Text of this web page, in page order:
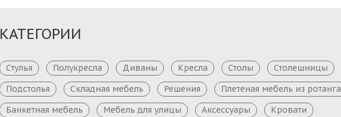
КАТЕГОРИИ
Стулья Полукресла Диваны Кресла Столы
Столешницы
Подстолья
Складная мебель Решения
Плетеная мебель из ротанга
Банкетная мебель
Мебель для улицы Аксессуары Кровати